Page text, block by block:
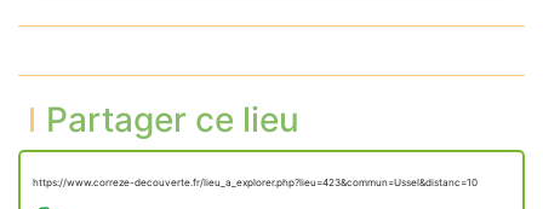
Partager ce lieu
https://www.correze-decouverte.fr/lieu_a_explorer.php?lieu=423&commun=Ussel&distanc=10